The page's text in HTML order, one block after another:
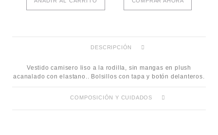
DESCRIPCIÓN
Vestido camisero liso a la rodilla, sin mangas en plush
acanalado con elastano.. Bolsillos con tapa y botón delanteros.
COMPOSICIÓN Y CUIDADOS